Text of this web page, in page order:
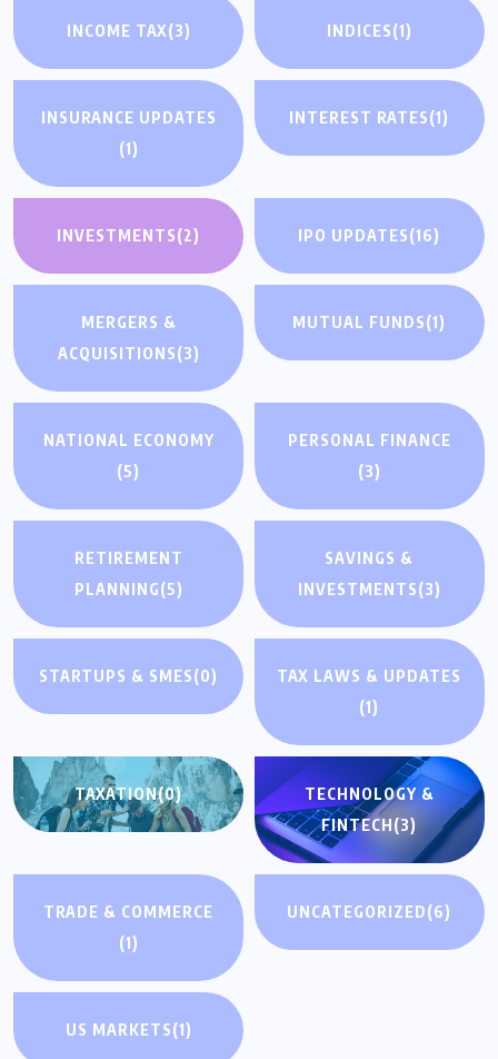
INCOME TAX(3) INDICES(1)
INSURANCE UPDATES
(1)
INTEREST RATES(1)
INVESTMENTS(2) IPO UPDATES(16)
MERGERS &
ACQUISITIONS(3)
MUTUAL FUNDS(1)
NATIONAL ECONOMY
(5)
PERSONAL FINANCE
(3)
RETIREMENT
PLANNING(5)
SAVINGS &
INVESTMENTS(3)
STARTUPS & SMES(0)
TAX LAWS & UPDATES
(1)
TAXATION(0)
TECHNOLOGY &
FINTECH(3)
TRADE & COMMERCE
(1)
UNCATEGORIZED(6)
US MARKETS(1)